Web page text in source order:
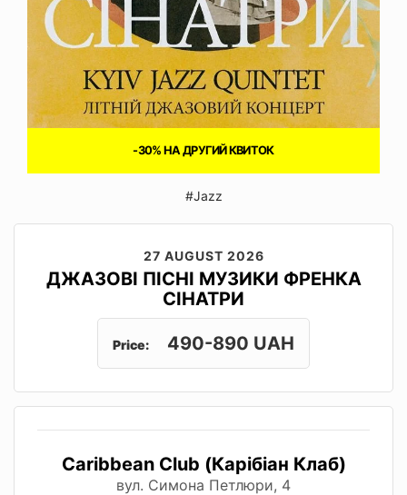
-30% НА ДРУГИЙ КВИТОК
#Jazz
27 AUGUST 2026
ДЖАЗОВІ ПІСНІ МУЗИКИ ФРЕНКА
СІНАТРИ
Price: 490-890 UAH
Caribbean Club (Карібіан Клаб)
вул. Симона Петлюри, 4